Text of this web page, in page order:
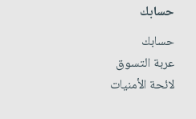
حسابك
حسابك
عربة التسوق
لائحة الأمنيات